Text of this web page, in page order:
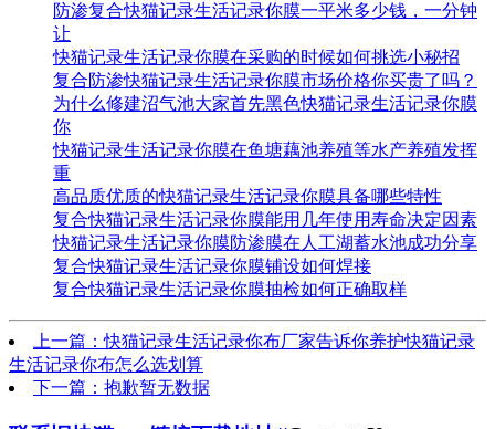
防渗复合快猫记录生活记录你膜一平米多少钱，一分钟
让
快猫记录生活记录你膜在采购的时候如何挑选小秘招
复合防渗快猫记录生活记录你膜市场价格你买贵了吗？
为什么修建沼气池大家首先黑色快猫记录生活记录你膜
你
快猫记录生活记录你膜在鱼塘藕池养殖等水产养殖发挥
重
高品质优质的快猫记录生活记录你膜具备哪些特性
复合快猫记录生活记录你膜能用几年使用寿命决定因素
快猫记录生活记录你膜防渗膜在人工湖蓄水池成功分享
复合快猫记录生活记录你膜铺设如何焊接
复合快猫记录生活记录你膜抽检如何正确取样
上一篇：快猫记录生活记录你布厂家告诉你养护快猫记录
生活记录你布怎么选划算
下一篇：抱歉暂无数据